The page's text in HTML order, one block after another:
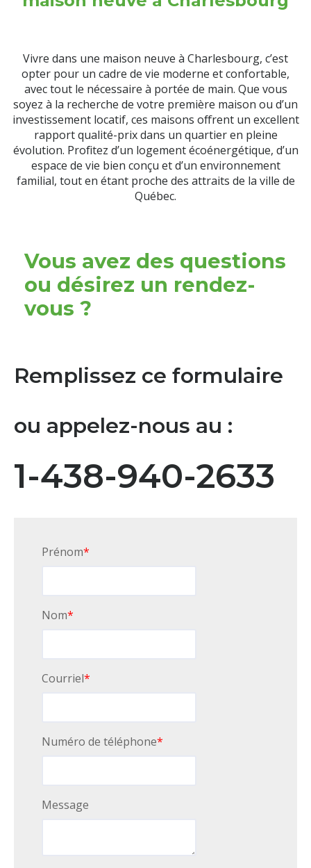
Vivre dans une maison neuve à Charlesbourg, c’est
opter pour un cadre de vie moderne et confortable,
avec tout le nécessaire à portée de main. Que vous
soyez à la recherche de votre première maison ou d’un
investissement locatif, ces maisons offrent un excellent
rapport qualité-prix dans un quartier en pleine
évolution. Profitez d’un logement écoénergétique, d’un
espace de vie bien conçu et d’un environnement
familial, tout en étant proche des attraits de la ville de
Québec.
Vous avez des questions
ou désirez un rendez-
vous ?
Remplissez ce formulaire
ou appelez-nous au :
1-438-940-2633
Prénom*
Nom*
Courriel*
Numéro de téléphone*
Message